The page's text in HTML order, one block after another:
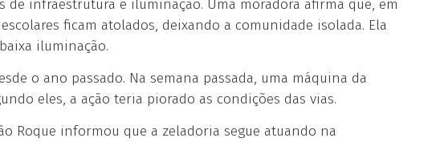
de infraestrutura e iluminação. Uma moradora afirma que, em
ficam atolados, deixando a comunidade isolada. Ela
iluminação.
o ano passado. Na semana passada, uma máquina da
eles, a ação teria piorado as condições das vias.
Roque informou que a zeladoria segue atuando na